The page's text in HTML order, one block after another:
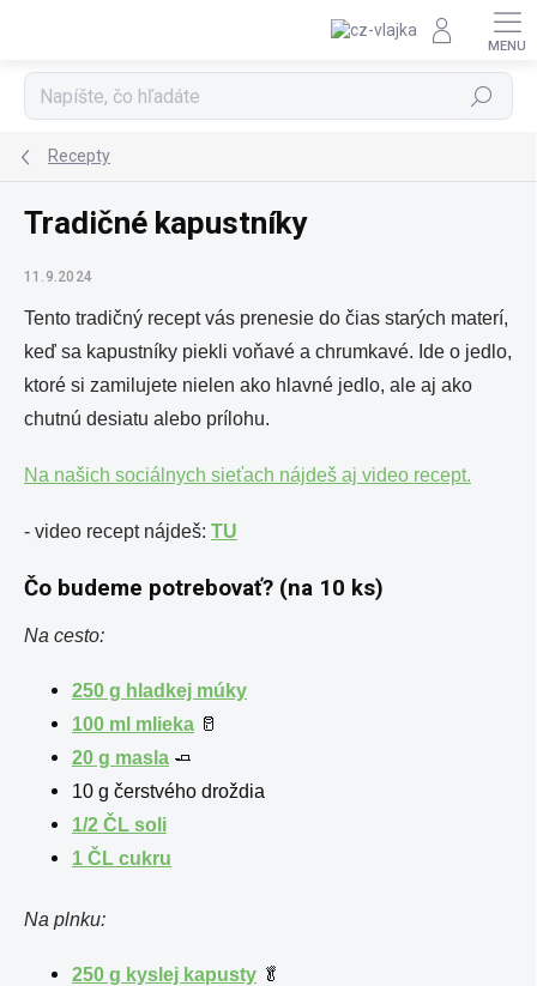
Hľadať
Recepty
Tradičné kapustníky
11.9.2024
Tento tradičný recept vás prenesie do čias starých materí,
keď sa kapustníky piekli voňavé a chrumkavé. Ide o jedlo,
ktoré si zamilujete nielen ako hlavné jedlo, ale aj ako
chutnú desiatu alebo prílohu.
Na našich sociálnych sieťach nájdeš aj video recept.
- video recept nájdeš: TU
Čo budeme potrebovať? (na 10 ks)
Na cesto:
250 g hladkej múky
100 ml mlieka 🥛
20 g masla 🧈
10 g čerstvého droždia
1/2 ČL soli
1 ČL cukru
Na plnku:
250 g kyslej kapusty 🥬